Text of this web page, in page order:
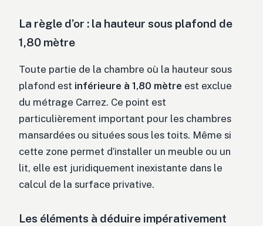
La règle d’or : la hauteur sous plafond de
1,80 mètre
Toute partie de la chambre où la hauteur sous
plafond est inférieure à 1,80 mètre est exclue
du métrage Carrez. Ce point est
particulièrement important pour les chambres
mansardées ou situées sous les toits. Même si
cette zone permet d’installer un meuble ou un
lit, elle est juridiquement inexistante dans le
calcul de la surface privative.
Les éléments à déduire impérativement